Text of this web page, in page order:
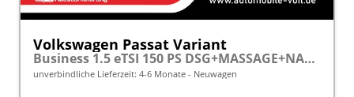
Volkswagen Passat Variant
Business 1.5 eTSI 150 PS DSG+MASSAGE+NAVI+ACC+KAMERA+LED frei konfigurierbar!
unverbindliche Lieferzeit: 4-6 Monate Neuwagen